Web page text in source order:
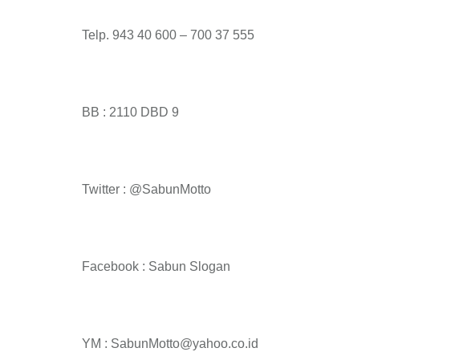
Telp. 943 40 600 – 700 37 555
BB : 2110 DBD 9
Twitter : @SabunMotto
Facebook : Sabun Slogan
YM : SabunMotto@yahoo.co.id